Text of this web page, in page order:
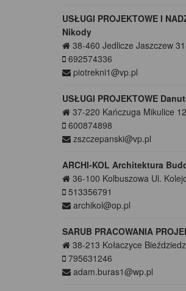
USŁUGI PROJEKTOWE I
Nikody
38-460 Jedlicze Jaszczew
692574336
piotrekni1@vp.pl
USŁUGI PROJEKTOWE
37-220 Kańczuga Mikulice
600874898
zszczepanski@vp.pl
ARCHI-KOL Architektura
36-100 Kolbuszowa Ul.
513356791
archikol@op.pl
SARUB PRACOWANIA
38-213 Kołaczyce
795631246
adam.buras1@wp.pl